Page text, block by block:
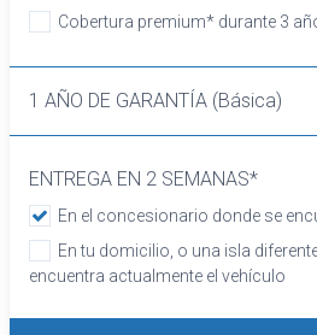
progresivo automático
Limitador de velocidad
Elevalunas eléctricos
Dirección asistida
Aire acondicionado
Equipo de audio
Regulación de los faros
oscuridad
Cobertura premium* durante 3
1 AÑO DE GARANTÍA (Básica)
ENTREGA EN 2 SEMANAS*
En el concesionario donde se
En tu domicilio, o una isla
encuentra actualmente el vehículo